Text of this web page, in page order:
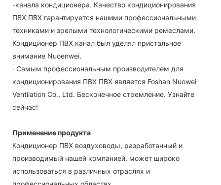
-канала кондиционера. Качество кондиционирования
ПВХ ПВХ гарантируется нашими профессиональными
техниками и зрелыми технологическими ремеслами.
Кондиционер ПВХ канал был уделял пристальное
внимание Nuoenwei.
· Самым профессиональным производителем для
кондиционирования ПВХ ПВХ является Foshan Nuowei
Ventilation Co., Ltd. Бесконечное стремление. Узнайте
сейчас!
Применение продукта
Кондиционер ПВХ воздуховоды, разработанный и
производимый нашей компанией, может широко
использоваться в различных отраслях и